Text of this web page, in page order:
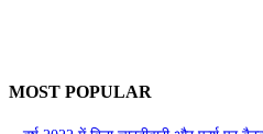
MOST POPULAR